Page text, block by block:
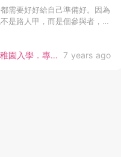
教育路．bloggers．幼稚園入學．專家分享 7 years ago
需要好好給自己準備好。因為
是路人甲，而是個參與者，